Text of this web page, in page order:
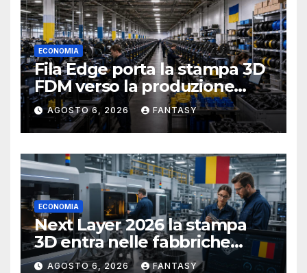
ECONOMIA
Fila Edge porta la stampa 3D
FDM verso la produzione
industriale di serie in Ucraina
AGOSTO 6, 2026 FANTASY
ECONOMIA
Next Layer 2026 la stampa
3D entra nelle fabbriche
rumene
AGOSTO 6, 2026 FANTASY